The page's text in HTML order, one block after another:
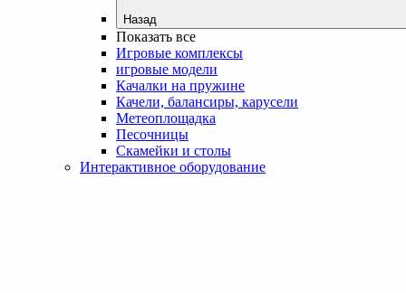
Назад
Показать все
Игровые комплексы
игровые модели
Качалки на пружине
Качели, балансиры, карусели
Метеоплощадка
Песочницы
Скамейки и столы
Интерактивное оборудование